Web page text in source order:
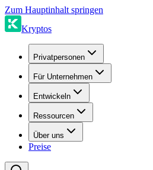
Zum Hauptinhalt springen
Kryptos
Privatpersonen
Für Unternehmen
Entwickeln
Ressourcen
Über uns
Preise